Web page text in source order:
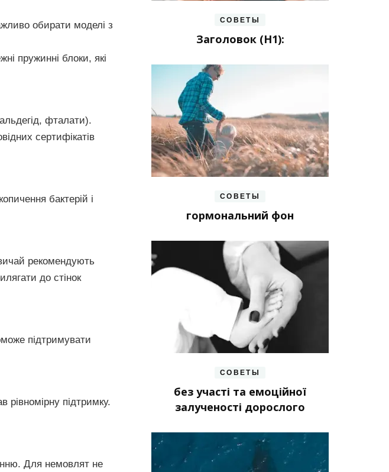
обирати моделі з
пружинні блоки, які
фталати).
сертифікатів
бактерій і
рекомендують
до стінок
підтримувати
підтримку.
Для немовлят не
СОВЕТЫ
Заголовок (H1):
СОВЕТЫ
гормональний фон
СОВЕТЫ
без участі та емоційної
залученості дорослого